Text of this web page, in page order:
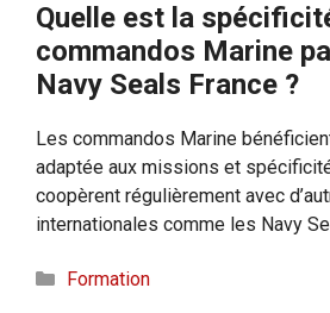
Quelle est la
commandos Marine
Navy Seals France ?
Les commandos Marine
adaptée aux missions et
coopèrent régulièrement avec
internationales comme les Navy
Catégories
Formation